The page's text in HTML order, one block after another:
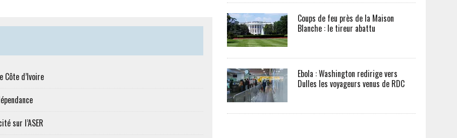
Côte d’Ivoire
sur l’ASER
Coups de feu près de la Maison
Blanche : le tireur abattu
Ebola : Washington redirige vers
Dulles les voyageurs venus de RDC